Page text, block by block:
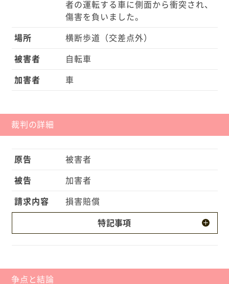
者の運転する車に側面から衝突され、
傷害を負いました。
場所 横断歩道（交差点外）
被害者 自転車
加害者 車
裁判の詳細
原告 被害者
被告 加害者
請求内容 損害賠償
特記事項
した。
争点と結論